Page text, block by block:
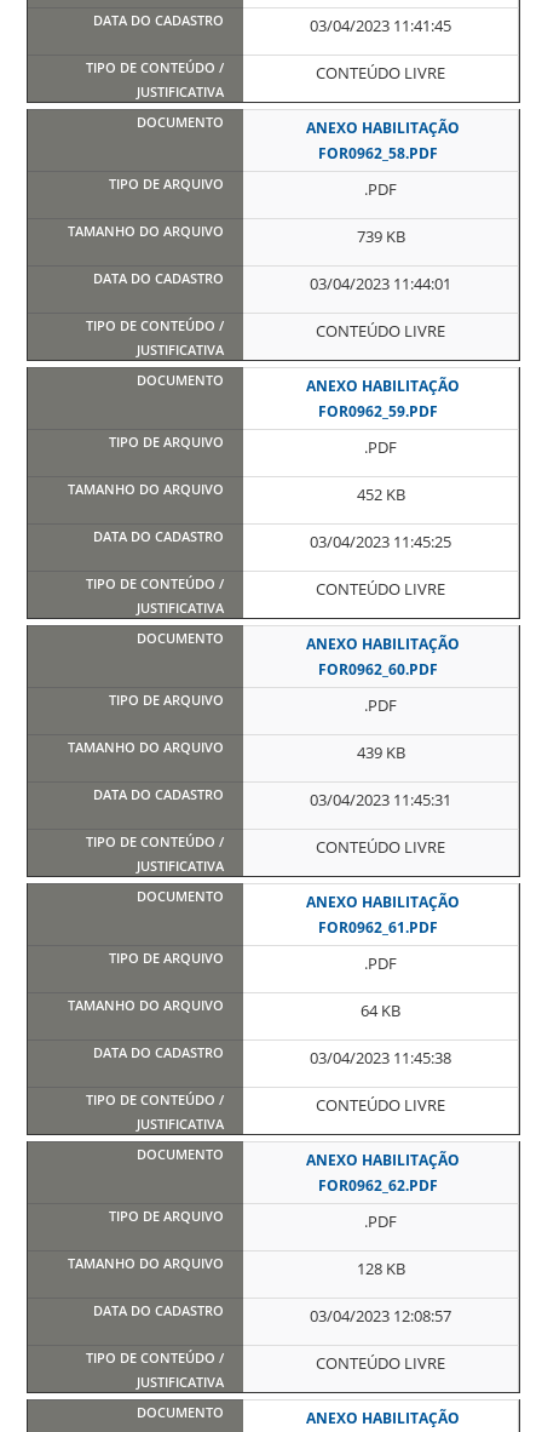
03/04/2023 11:41:45
CONTEÚDO LIVRE
ANEXO HABILITAÇÃO
FOR0962_58.PDF
.PDF
739 KB
03/04/2023 11:44:01
CONTEÚDO LIVRE
ANEXO HABILITAÇÃO
FOR0962_59.PDF
.PDF
452 KB
03/04/2023 11:45:25
CONTEÚDO LIVRE
ANEXO HABILITAÇÃO
FOR0962_60.PDF
.PDF
439 KB
03/04/2023 11:45:31
CONTEÚDO LIVRE
ANEXO HABILITAÇÃO
FOR0962_61.PDF
.PDF
64 KB
03/04/2023 11:45:38
CONTEÚDO LIVRE
ANEXO HABILITAÇÃO
FOR0962_62.PDF
.PDF
128 KB
03/04/2023 12:08:57
CONTEÚDO LIVRE
ANEXO HABILITAÇÃO